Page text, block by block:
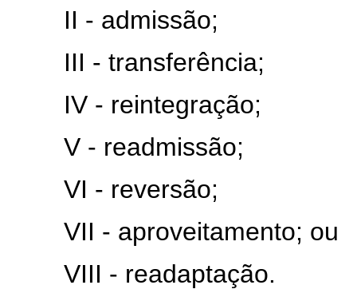
II - admissão;
III - transferência;
IV - reintegração;
V - readmissão;
VI - reversão;
VII - aproveitamento; ou
VIII - readaptação.